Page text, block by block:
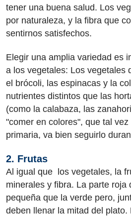
tener una buena salud. Los
por naturaleza, y la fibra que
sentirnos satisfechos.
Elegir una amplia variedad es
a los vegetales: Los vegetales
el brócoli, las espinacas y la
nutrientes distintos que las
(como la calabaza, las
"comer en colores", que tal
primaria, va bien seguirlo
2. Frutas
Al igual que los vegetales, la
minerales y fibra. La parte
pequeña que la verde pero,
deben llenar la mitad del